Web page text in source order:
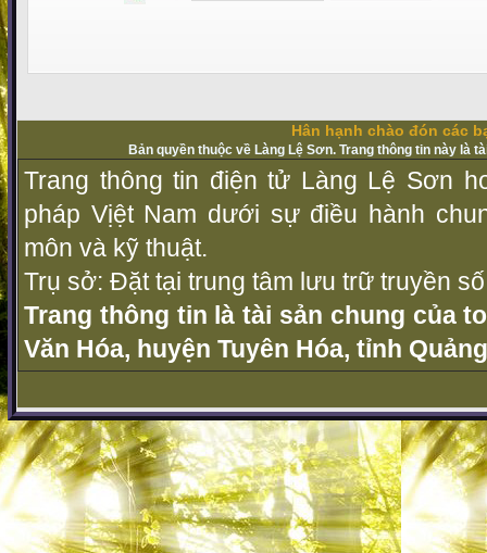
Hân hạnh chào đón các
Bản quyền thuộc về Làng Lệ Sơn. Trang thông tin này là
Trang thông tin điện tử Làng Lệ Sơn
pháp Vịệt Nam dưới sự điều hành
môn và kỹ thuật.
Trụ sở: Đặt tại trung tâm lưu trữ truyền
Trang thông tin là tài sản chung của
Văn Hóa, huyện Tuyên Hóa, tỉnh